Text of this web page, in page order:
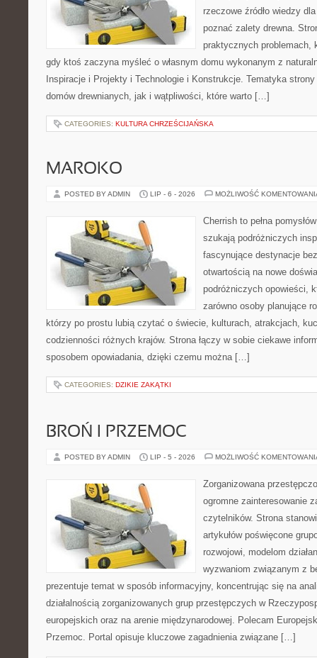
rzeczowe źródło wiedzy
poznać zalety drewna.
praktycznych problemach,
gdy ktoś zaczyna myśleć o własnym domu wykonanym z
Inspiracje i Projekty i Technologie i Konstrukcje. Tematyka
domów drewnianych, jak i wątpliwości, które warto […]
CATEGORIES: KULTURA CHRZEŚCIJAŃSKA
MAROKO
POSTED BY ADMIN LIP - 6 - 2026 MOŻLIWOŚĆ
Cherrish to pełna
szukają podróżniczych
fascynujące destynacje
otwartością na nowe
podróżniczych opowieści,
zarówno osoby planujące
którzy po prostu lubią czytać o świecie, kulturach, atrakcjach,
codzienności różnych krajów. Strona łączy w sobie ciekawe
sposobem opowiadania, dzięki czemu można […]
CATEGORIES: DZIKIE ZAKĄTKI
BROŃ I PRZEMOC
POSTED BY ADMIN LIP - 5 - 2026 MOŻLIWOŚĆ
Zorganizowana
ogromne zainteresowanie
czytelników. Strona
artykułów poświęcone
rozwojowi, modelom
wyzwaniom związanym z
prezentuje temat w sposób informacyjny, koncentrując się na
działalnością zorganizowanych grup przestępczych w
europejskich oraz na arenie międzynarodowej. Polecam
Przemoc. Portal opisuje kluczowe zagadnienia związane […]